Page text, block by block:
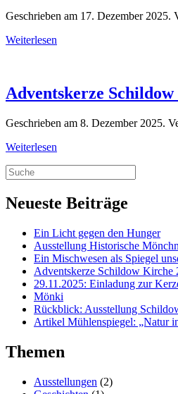
Geschrieben am 17. Dezember 2025.
Weiterlesen
Adventskerze
Geschrieben am 8. Dezember 2025.
Weiterlesen
Neueste Beiträge
Ein Licht gegen den Hunger
Ausstellung Historische
Ein Mischwesen als Spiegel
Adventskerze Schildow Kirche
29.11.2025: Einladung zur
Mönki
Rückblick: Ausstellung
Artikel Mühlenspiegel: „Natur
Themen
Ausstellungen (2)